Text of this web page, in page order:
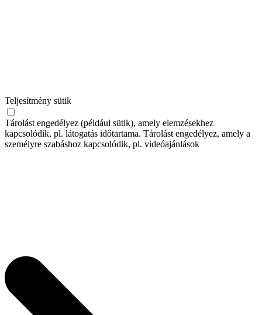
Teljesítmény sütik
Tárolást engedélyez (például sütik), amely elemzésekhez
kapcsolódik, pl. látogatás időtartama. Tárolást engedélyez, amely a
személyre szabáshoz kapcsolódik, pl. videóajánlások